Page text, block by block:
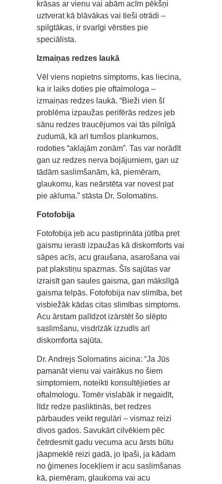
krāsas ar vienu vai abām acīm pēkšņi
uztverat kā blāvākas vai tieši otrādi –
spilgtākas, ir svarīgi vērsties pie
speciālista.
Izmaiņas redzes laukā
Vēl viens nopietns simptoms, kas liecina,
ka ir laiks doties pie oftalmologa –
izmaiņas redzes laukā. “Bieži vien šī
problēma izpaužas perifērās redzes jeb
sānu redzes traucējumos vai tās pilnīgā
zudumā, kā arī tumšos plankumos,
rodoties “aklajām zonām”. Tas var norādīt
gan uz redzes nerva bojājumiem, gan uz
tādām saslimšanām, kā, piemēram,
glaukomu, kas neārstēta var novest pat
pie akluma.” stāsta Dr. Solomatins.
Fotofobija
Fotofobija jeb acu pastiprināta jūtība pret
gaismu ierasti izpaužas kā diskomforts vai
sāpes acīs, acu graušana, asarošana vai
pat plakstiņu spazmas. Šīs sajūtas var
izraisīt gan saules gaisma, gan mākslīgā
gaisma telpās. Fotofobija nav slimība, bet
visbiežāk kādas citas slimības simptoms.
Acu ārstam palīdzot izārstēt šo slēpto
saslimšanu, visdrīzāk izzudīs arī
diskomforta sajūta.
Dr. Andrejs Solomatins aicina: “Ja Jūs
pamanāt vienu vai vairākus no šiem
simptomiem, noteikti konsultējieties ar
oftalmologu. Tomēr vislabāk ir negaidīt,
līdz redze pasliktinās, bet redzes
pārbaudes veikt regulāri – vismaz reizi
divos gados. Savukārt cilvēkiem pēc
četrdesmit gadu vecuma acu ārsts būtu
jāapmeklē reizi gadā, jo īpaši, ja kādam
no ģimenes locekļiem ir acu saslimšanas
kā, piemēram, glaukoma vai acu